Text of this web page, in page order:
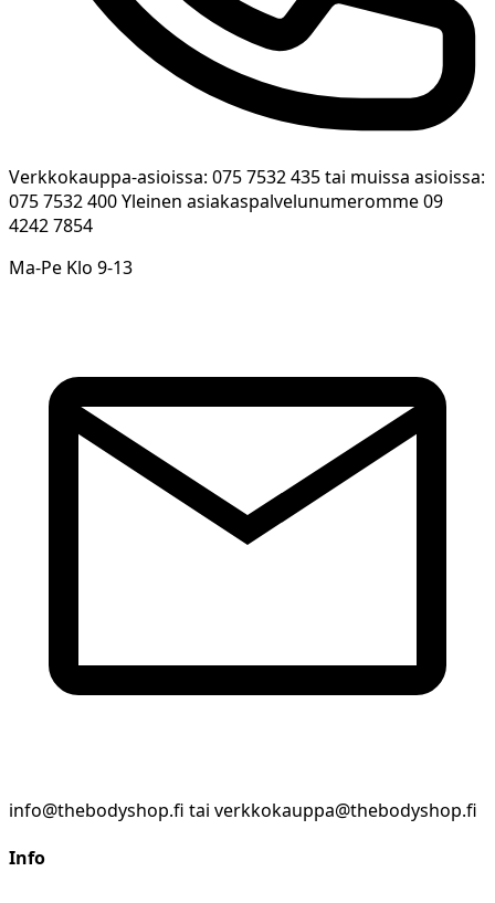
Verkkokauppa-asioissa: 075 7532 435 tai muissa asioissa:
075 7532 400 Yleinen asiakaspalvelunumeromme 09
4242 7854
Ma-Pe Klo 9-13
info@thebodyshop.fi tai verkkokauppa@thebodyshop.fi
Info